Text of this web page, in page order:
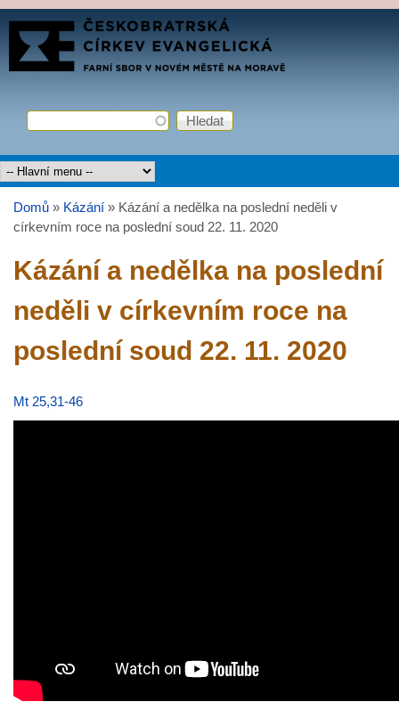
Přejít k hlavnímu obsahu
FARNÍ
SBOR
Vyhledávání
Hledat
Hlavní menu
Jste zde
Domů » Kázání » Kázání a nedělka na poslední neděli v
církevním roce na poslední soud 22. 11. 2020
Kázání a nedělka na poslední
neděli v církevním roce na
poslední soud 22. 11. 2020
Mt 25,31-46